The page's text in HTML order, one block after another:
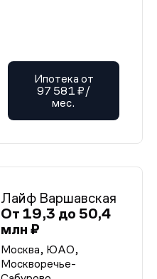
Ипотека от
97 581 ₽/
мес.
Лайф Варшавская
От 19,3 до 50,4
млн ₽
Москва, ЮАО,
Москворечье-